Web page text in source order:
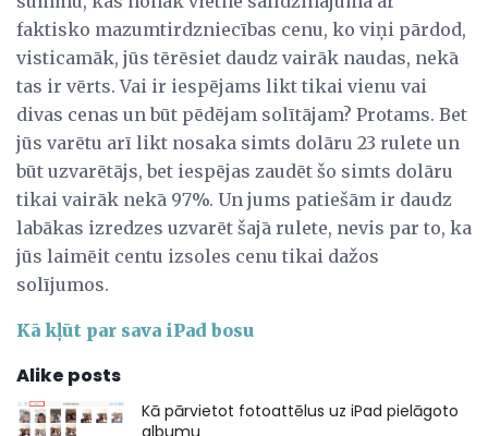
faktisko mazumtirdzniecības cenu, ko viņi pārdod,
visticamāk, jūs tērēsiet daudz vairāk naudas, nekā
tas ir vērts. Vai ir iespējams likt tikai vienu vai
divas cenas un būt pēdējam solītājam? Protams. Bet
jūs varētu arī likt nosaka simts dolāru 23 rulete un
būt uzvarētājs, bet iespējas zaudēt šo simts dolāru
tikai vairāk nekā 97%. Un jums patiešām ir daudz
labākas izredzes uzvarēt šajā rulete, nevis par to, ka
jūs laimēit centu izsoles cenu tikai dažos
solījumos.
Kā kļūt par sava iPad bosu
Alike posts
Kā pārvietot fotoattēlus uz iPad pielāgoto